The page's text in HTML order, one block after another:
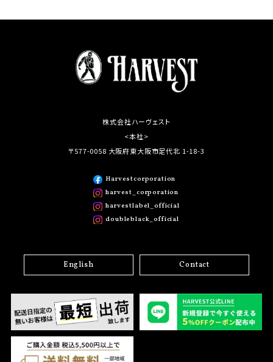
株式会社ハーヴェスト
<本社>
〒577-0058 大阪府東大阪市足代北 1-18-3
Harvestcorporation
harvest_corporation
harvestlabel_official
doubleblack_official
English Contact